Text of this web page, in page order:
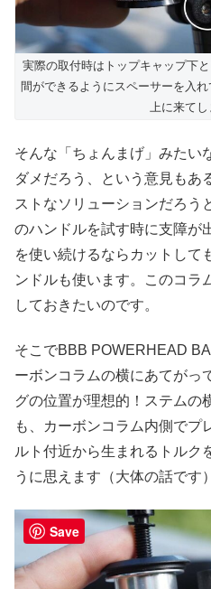
実際の取付時はトップキャップ下
間ができるようにスペーサーを入
上に来てし
そんな「ちょんまげ」みたい
ダメだろう、という意見もあ
ストなソリューションだろう
のハンドルを試す時に支障が
を使い続けるならカットして
ンドルも使います。このコラ
しておきたいのです。
そこでBBB POWERHEAD
ーボンコラムの横にあてが
グの位置が理想的！ステムの
も、カーボンコラム内側でプ
ルト付近から生まれるトルク
うに思えます（大体の話です
Save